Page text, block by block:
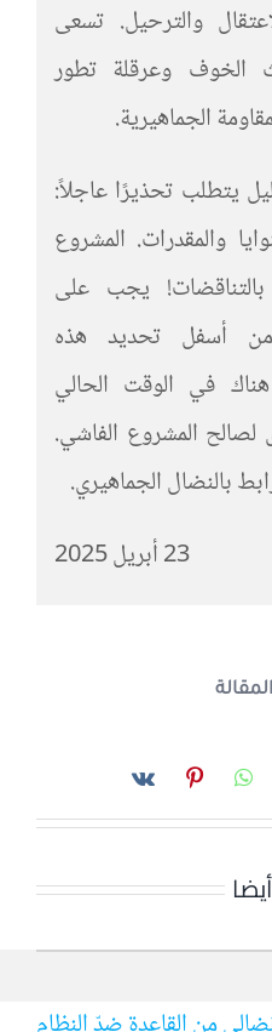
والترحيل. تسعى
الخوف وعرقلة تطور
الجماهيرية.
يتطلب تحذيرًا عاجلاً:
والمقدرات. المشروع
بالتناقضات! يجب على
من أسفل تحديد هذه
هناك في الوقت الحالي
لصالح المشروع الفاشي.
بالنضال الجماهيري.
23 أبريل 2025